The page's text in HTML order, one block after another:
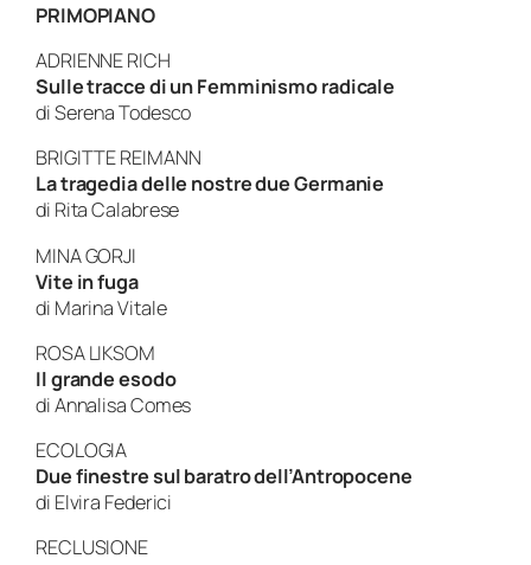
PRIMOPIANO
ADRIENNE RICH
Sulle tracce di un Femminismo radicale
diSerena Todesco
BRIGITTE REIMANN
La tragedia delle nostre due Germanie
di Rita Calabrese
MINA GORJI
Vite in fuga
di Marina Vitale
ROSA LIKSOM
Il grande esodo
diAnnalisa Comes
ECOLOGIA
Due finestre sul baratro dell’Antropocene
di Elvira Federici
RECLUSIONE